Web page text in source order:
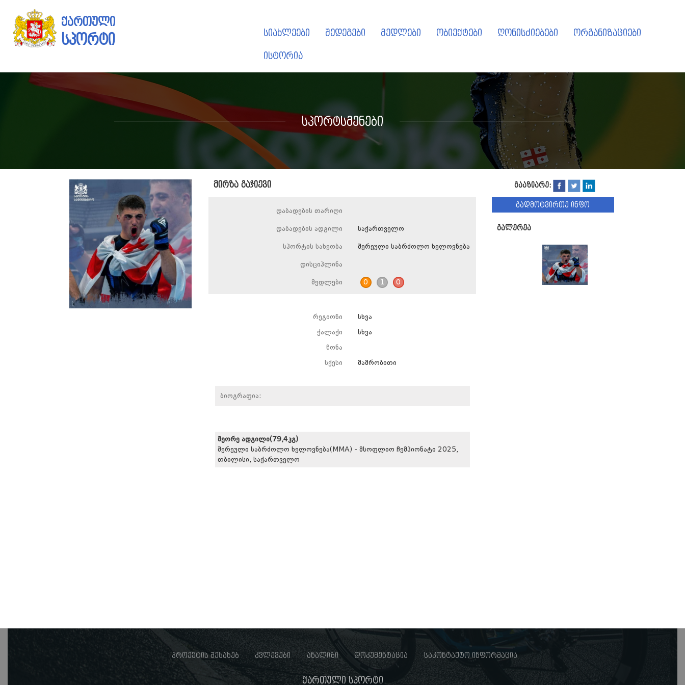
ქართული
სპორტი სიახლეები შედეგები მედლები ობიექტები ღონისძიებები ორგანიზაციები
ისტორია
სპორტსმენები
მირზა გაჯიევი
დაბადების თარიღი
დაბადების ადგილი საქართველო
სპორტის სახეობა შერეული საბრძოლო ხელოვნება
დისციპლინა
მედლები 0 1 0
რეგიონი სხვა
ქალაქი სხვა
წონა
სქესი მამრობითი
ბიოგრაფია:
მეორე ადგილი(79,4კგ)
შერეული საბრძოლო ხელოვნება(MMA) - მსოფლიო ჩემპიონატი 2025,
თბილისი, საქართველო
გააზიარე:
გადმოტვირთე ინფო
გალერეა
პროექტის შესახებ კვლევები ანალიზი დოკუმენტაცია საკონტაქტო ინფორმაცია
ქართული სპორტი